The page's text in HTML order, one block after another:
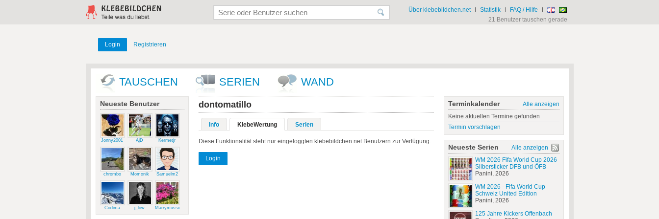
Über klebebildchen.net | Statistik | FAQ / Hilfe |
21 Benutzer tauschen gerade
Login Registrieren
TAUSCHEN SERIEN WAND
Neueste Benutzer
Jonny2001 AjD Kermetjr
chrombo Momonik Samuelm2
Codima j_low Marrymussweg
dontomatillo
Info KlebeWertung Serien
Diese Funktionalität steht nur eingeloggten klebebildchen.net Benutzern zur Verfügung.
Login
Terminkalender
Alle anzeigen
Keine aktuellen Termine gefunden
Termin vorschlagen
Neueste Serien
Alle anzeigen
WM 2026 Fifa World Cup 2026
Silbersticker DFB und ÖFB
Panini, 2026
WM 2026 - Fifa World Cup
Schweiz United Edition
Panini, 2026
125 Jahre Kickers Offenbach